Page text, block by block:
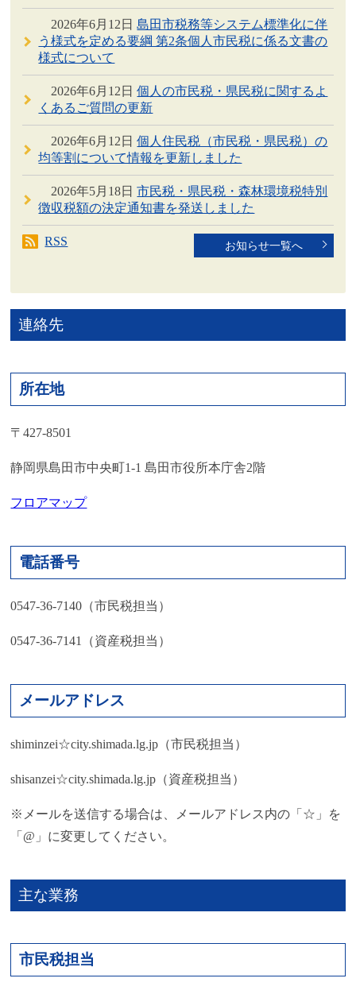
2026年6月12日 島田市税務等システム標準化に伴
う様式を定める要綱 第2条個人市民税に係る文書の
様式について
2026年6月12日 個人の市民税・県民税に関するよ
くあるご質問の更新
2026年6月12日 個人住民税（市民税・県民税）の
均等割について情報を更新しました
2026年5月18日 市民税・県民税・森林環境税特別
徴収税額の決定通知書を発送しました
RSS お知らせ一覧へ
連絡先
所在地
〒427-8501
静岡県島田市中央町1-1 島田市役所本庁舎2階
フロアマップ
電話番号
0547-36-7140（市民税担当）
0547-36-7141（資産税担当）
メールアドレス
shiminzei☆city.shimada.lg.jp（市民税担当）
shisanzei☆city.shimada.lg.jp（資産税担当）
※メールを送信する場合は、メールアドレス内の「☆」を
「@」に変更してください。
主な業務
市民税担当